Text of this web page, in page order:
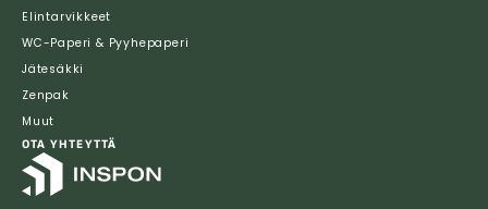
Elintarvikkeet
WC-Paperi & Pyyhepaperi
Jätesäkki
Zenpak
Muut
OTA YHTEYTTÄ